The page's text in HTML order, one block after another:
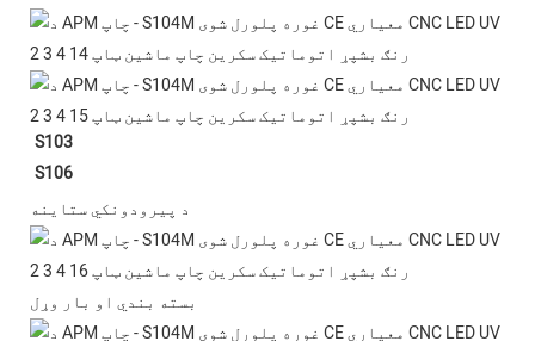
S103
S106
د پیرودونکي ستاینه
بسته بندي او بار وړل